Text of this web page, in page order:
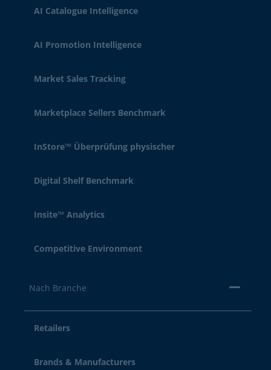
AI Catalogue Intelligence
AI Promotion Intelligence
Market Sales Tracking
Marketplace Sellers Benchmark
InStore™ Überprüfung physischer
Digital Shelf Benchmark
Insite™ Analytics
Competitive Environment
Nach Branche
Retailers
Brands & Manufacturers